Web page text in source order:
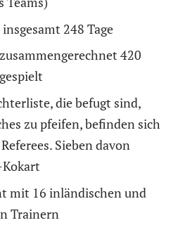
248 Tage
420
die befugt sind,
zu pfeifen, befinden sich
Sieben davon
mit 16 inländischen und
Trainern